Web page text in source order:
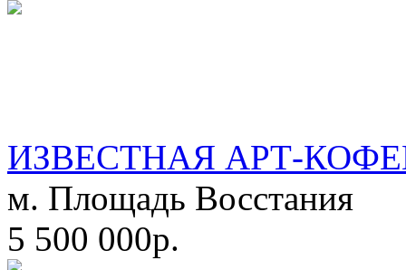
ИЗВЕСТНАЯ АРТ-
м. Площадь Восстания
5 500 000р.